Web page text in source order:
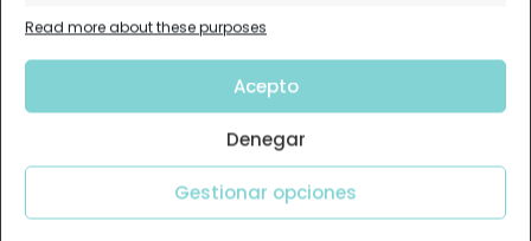
Read more about these purposes
Acepto
Denegar
Gestionar opciones